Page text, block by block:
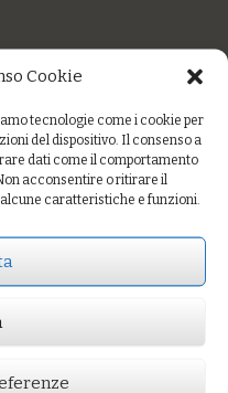
Cookie
tecnologie come i cookie per
del dispositivo. Il consenso a
dati come il comportamento
acconsentire o ritirare il
caratteristiche e funzioni.